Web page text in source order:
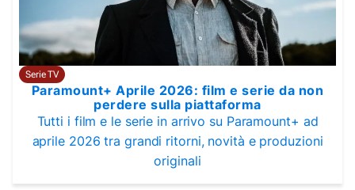
Serie TV
Paramount+ Aprile 2026: film e serie da non
perdere sulla piattaforma
Tutti i film e le serie in arrivo su Paramount+ ad
aprile 2026 tra grandi ritorni, novità e produzioni
originali